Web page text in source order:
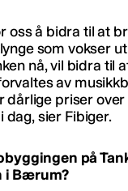
oss å bidra til at
som vokser
nå, vil bidra til
av
dårlige priser
dag, sier Fibiger.
på
i Bærum?